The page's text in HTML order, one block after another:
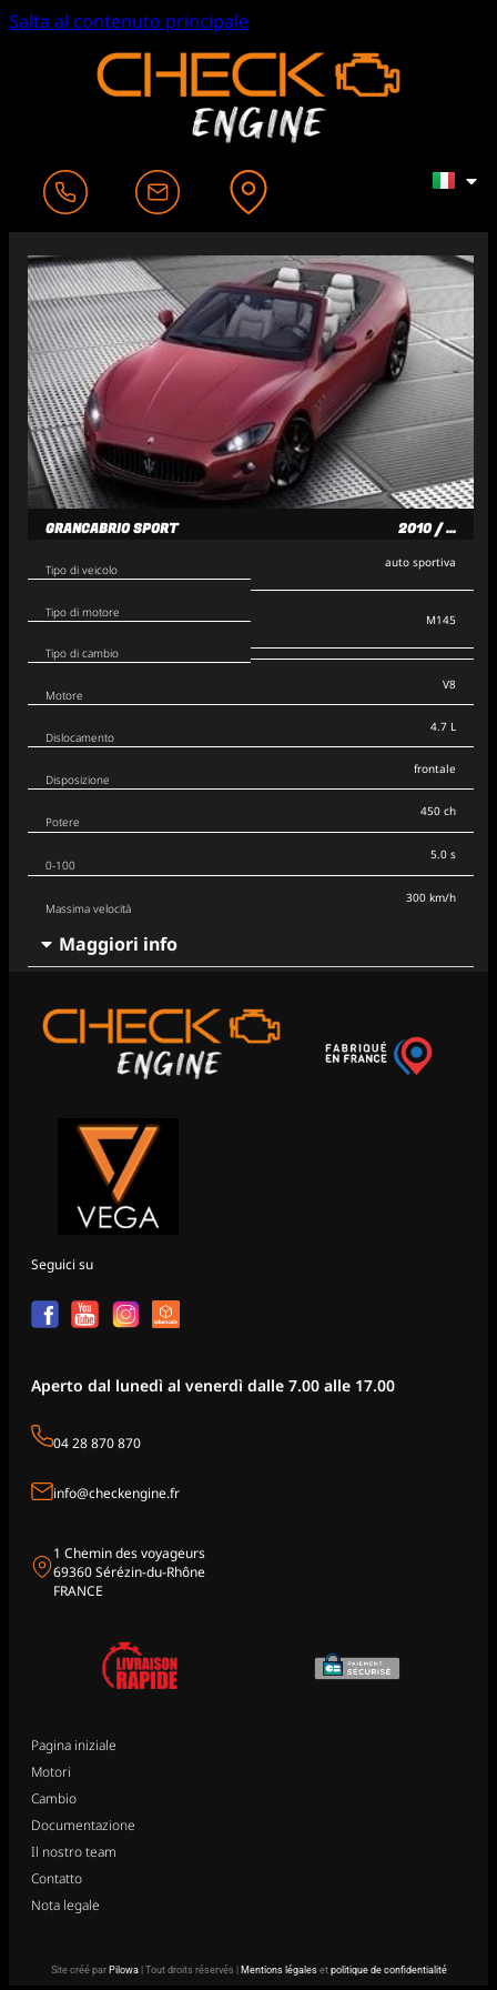
Salta al contenuto principale
GRANCABRIO SPORT 2010 / ...
Tipo di veicolo
Tipo di motore
Tipo di cambio
auto sportiva
M145
Motore
Dislocamento
Disposizione
V8
4.7 L
frontale
Potere
0-100
Massima velocità
450 ch
5.0 s
300 km/h
Maggiori info
Seguici su
Aperto dal lunedì al venerdì dalle 7.00 alle 17.00
04 28 870 870
info@checkengine.fr
1 Chemin des voyageurs
69360 Sérézin-du-Rhône
FRANCE
Pagina iniziale
Motori
Cambio
Documentazione
Il nostro team
Contatto
Nota legale
Site créé par Pilowa| Tout droits réservés | Mentions légaleset politique de confidentialité